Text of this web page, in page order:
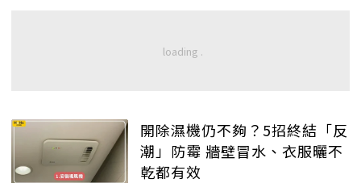
開除濕機仍不夠？5招終結「反
潮」防霉 牆壁冒水、衣服曬不
乾都有效